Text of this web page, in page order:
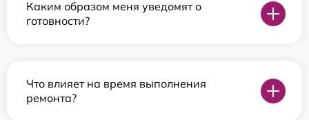
Каким образом меня уведомят о
готовности?
Что влияет на время выполнения
ремонта?